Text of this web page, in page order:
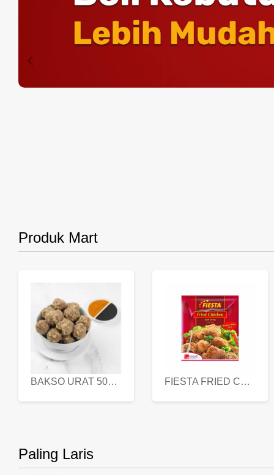
Produk Mart
BAKSO URAT 500 GR FIESTA FRIED CHICKEN 500 GR
Paling Laris